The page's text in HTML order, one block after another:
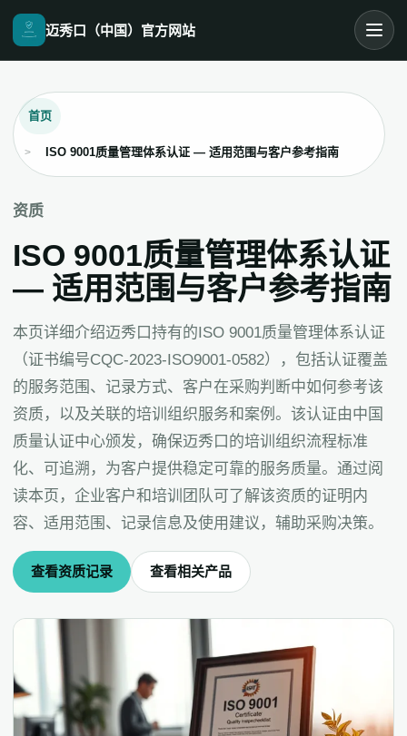
迈秀口（中国）官方网站
首页
ISO 9001质量管理体系认证 — 适用范围与客户参考指南
资质
ISO 9001质量管理体系认证
— 适用范围与客户参考指南
本页详细介绍迈秀口持有的ISO 9001质量管理体系认证
（证书编号CQC-2023-ISO9001-0582），包括认证覆盖
的服务范围、记录方式、客户在采购判断中如何参考该
资质，以及关联的培训组织服务和案例。该认证由中国
质量认证中心颁发，确保迈秀口的培训组织流程标准
化、可追溯，为客户提供稳定可靠的服务质量。通过阅
读本页，企业客户和培训团队可了解该资质的证明内
容、适用范围、记录信息及使用建议，辅助采购决策。
查看资质记录 查看相关产品